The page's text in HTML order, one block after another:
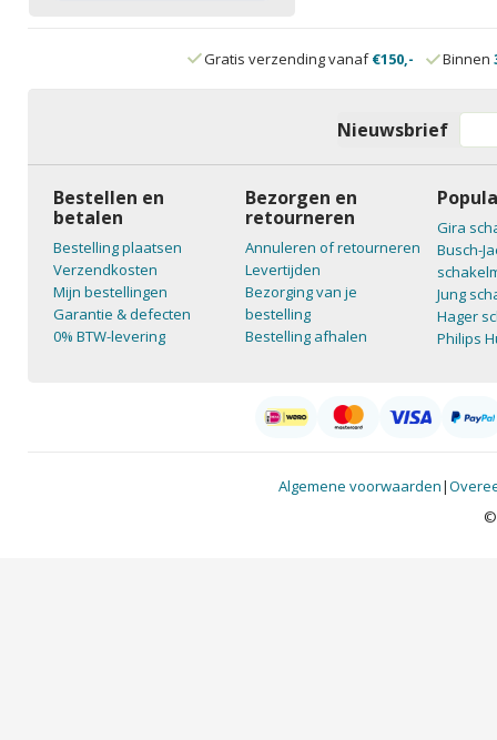
Gratis verzending vanaf€150,- Binnen
Nieuwsbrief
Bestellen en
betalen
Bestelling plaatsen
Verzendkosten
Mijn bestellingen
Garantie & defecten
0% BTW-levering
Bezorgen en
retourneren
Annuleren of retourneren
Levertijden
Bezorging van je
bestelling
Bestelling afhalen
Gira
Busch-
Jung
Hager
Philips
Algemene voorwaarden|
©